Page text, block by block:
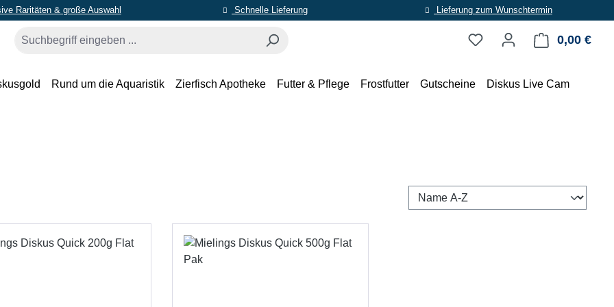
Raritäten & große Auswahl Schnelle Lieferung Lieferung zum Wunschtermin
0,00 €
Rund um die Aquaristik Zierfisch Apotheke Futter & Pflege Frostfutter Gutscheine Diskus Live Cam